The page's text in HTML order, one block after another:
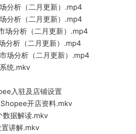
分析（二月更新）.mp4
分析（二月更新）.mp4
场分析（二月更新）.mp4
分析（二月更新）.mp4
场分析（二月更新）.mp4
统.mkv
入驻及店铺设置
Shopee开店资料.mkv
数据解读.mkv
置讲解.mkv